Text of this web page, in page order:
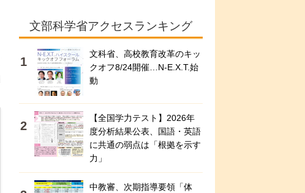
文部科学省アクセスランキング
文科省、高校教育改革のキッ
クオフ8/24開催…N-E.X.T.始
動
【全国学力テスト】2026年
度分析結果公表、国語・英語
に共通の弱点は「根拠を示す
力」
中教審、次期指導要領「体